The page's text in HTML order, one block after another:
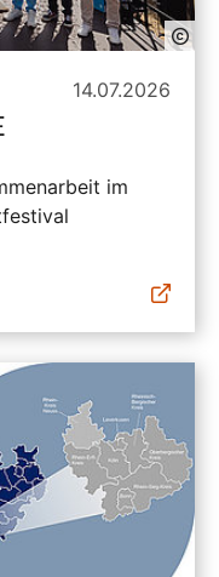
14.07.2026
im